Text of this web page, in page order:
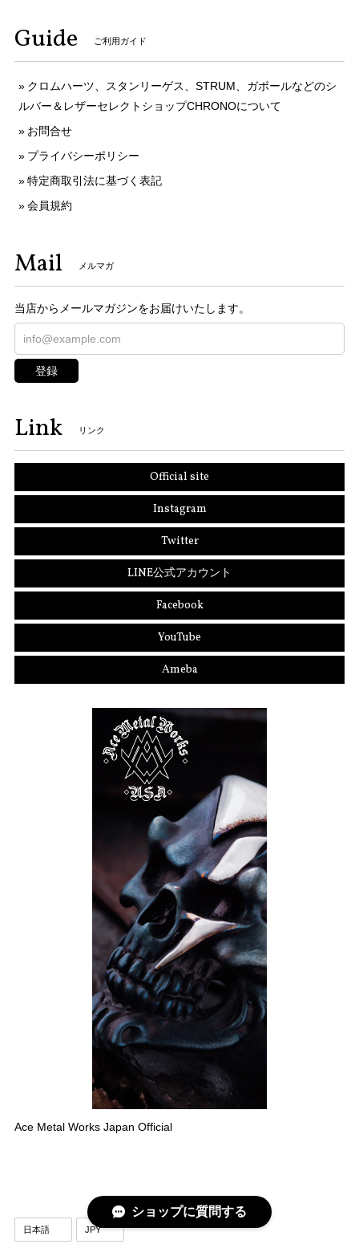
Guide ご利用ガイド
クロムハーツ、スタンリーゲス、STRUM、ガボールなどのシ
ルバー＆レザーセレクトショップCHRONOについて
お問合せ
プライバシーポリシー
特定商取引法に基づく表記
会員規約
Mail メルマガ
当店からメールマガジンをお届けいたします。
登録
Link リンク
Official site
Instagram
Twitter
LINE公式アカウント
Facebook
YouTube
Ameba
Ace Metal Works Japan Official
ショップに質問する